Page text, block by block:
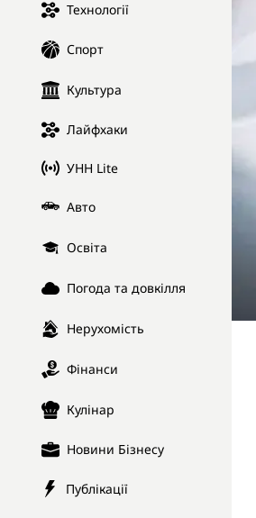
Технології
Спорт
Культура
Лайфхаки
УНН Lite
Авто
Освіта
Погода та довкілля
Нерухомість
Фінанси
Кулінар
Новини Бізнесу
Публікації